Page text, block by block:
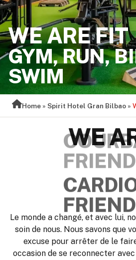
WE ARE FIT
GYM, RUN,
SWIM
Home »Spirit Hotel Gran Bilbao »
WE
FRIENDLY
Le monde a changé, et avec lui,
soin de nous. Nous savons que
excuse pour arrêter de le
occasion de se reconnecter